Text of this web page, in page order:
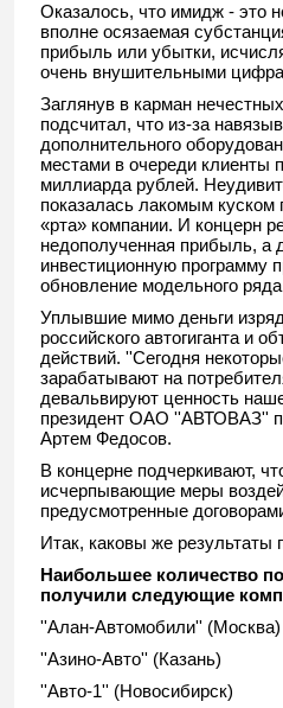
Оказалось, что имидж - это
вполне осязаемая
прибыль или убытки,
очень внушительными
Заглянув в карман
подсчитал, что из-за
дополнительного
местами в очереди клиенты
миллиарда рублей.
показалась лакомым
«рта» компании. И концерн
недополученная прибыль, а
инвестиционную программу
обновление модельного
Уплывшие мимо деньги
российского автогиганта и
действий. ''Сегодня
зарабатывают на
девальвируют ценность
президент ОАО ''АВТОВАЗ''
Артем Федосов.
В концерне подчеркивают,
исчерпывающие меры
предусмотренные
Итак, каковы же результаты
Наибольшее количество
получили следующие
''Алан-Автомобили'' (Москва)
''Азино-Авто'' (Казань)
''Авто-1'' (Новосибирск)